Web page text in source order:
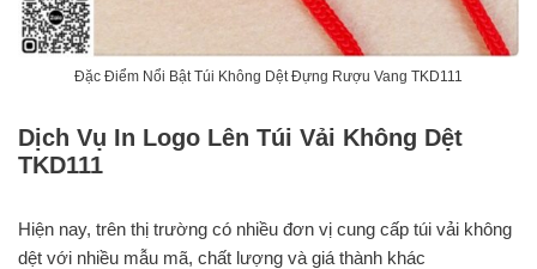
Đặc Điểm Nổi Bật Túi Không Dệt Đựng Rượu Vang TKD111
Dịch Vụ In Logo Lên Túi Vải Không Dệt
TKD111
Hiện nay, trên thị trường có nhiều đơn vị cung cấp túi vải không
dệt với nhiều mẫu mã, chất lượng và giá thành khác